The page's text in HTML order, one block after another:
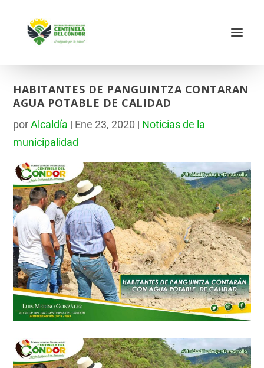
HABITANTES DE PANGUINTZA CONTARAN
AGUA POTABLE DE CALIDAD
porAlcaldía | Ene 23, 2020 | Noticias de la
municipalidad